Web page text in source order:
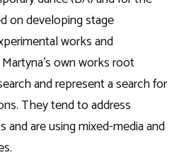
on developing stage
works and
own works root
and represent a search for
They tend to address
and are using mixed-media and